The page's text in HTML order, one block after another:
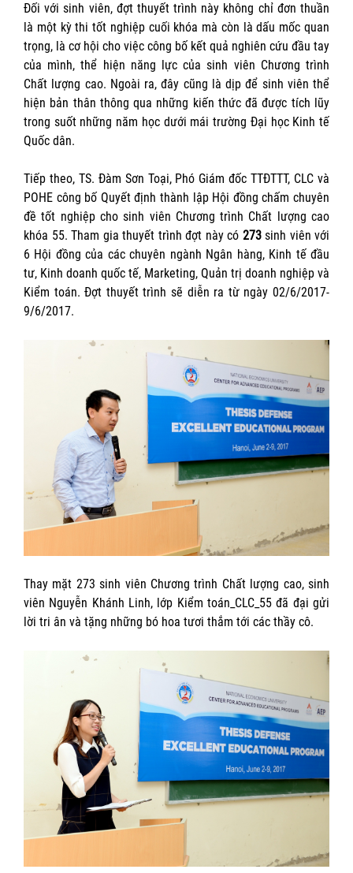
Đối với sinh viên, đợt thuyết trình này không chỉ đơn thuần
là một kỳ thi tốt nghiệp cuối khóa mà còn là dấu mốc quan
trọng, là cơ hội cho việc công bố kết quả nghiên cứu đầu tay
của mình, thể hiện năng lực của sinh viên Chương trình
Chất lượng cao. Ngoài ra, đây cũng là dịp để sinh viên thể
hiện bản thân thông qua những kiến thức đã được tích lũy
trong suốt những năm học dưới mái trường Đại học Kinh tế
Quốc dân.
Tiếp theo, TS. Đàm Sơn Toại, Phó Giám đốc TTĐTTT, CLC và
POHE công bố Quyết định thành lập Hội đồng chấm chuyên
đề tốt nghiệp cho sinh viên Chương trình Chất lượng cao
khóa 55. Tham gia thuyết trình đợt này có 273 sinh viên với
6 Hội đồng của các chuyên ngành Ngân hàng, Kinh tế đầu
tư, Kinh doanh quốc tế, Marketing, Quản trị doanh nghiệp và
Kiểm toán. Đợt thuyết trình sẽ diễn ra từ ngày 02/6/2017-
9/6/2017.
Thay mặt 273 sinh viên Chương trình Chất lượng cao, sinh
viên Nguyễn Khánh Linh, lớp Kiểm toán_CLC_55 đã đại gửi
lời tri ân và tặng những bó hoa tươi thắm tới các thầy cô.